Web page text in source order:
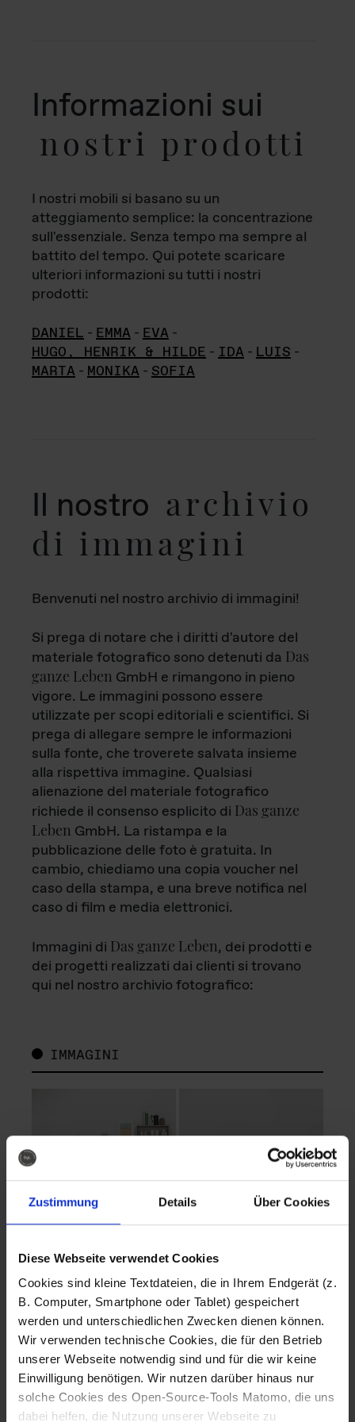
Zustimmung Details Über Cookies
Diese Webseite verwendet Cookies
Cookies sind kleine Textdateien, die in Ihrem Endgerät (z.
B. Computer, Smartphone oder Tablet) gespeichert
werden und unterschiedlichen Zwecken dienen können.
Wir verwenden technische Cookies, die für den Betrieb
unserer Webseite notwendig sind und für die wir keine
Einwilligung benötigen. Wir nutzen darüber hinaus nur
solche Cookies des Open-Source-Tools Matomo, die uns
dabei helfen, die Nutzung unserer Webseite zu
Informazioni sui
nostri prodotti
I nostri mobili si basano su un
atteggiamento semplice: la concentrazione
sull'essenziale. Senza tempo ma sempre al
battito del tempo. Qui potete scaricare
ulteriori informazioni su tutti i nostri
prodotti:
DANIEL - EMMA - EVA -
HUGO, HENRIK & HILDE - IDA - LUIS -
MARTA - MONIKA - SOFIA
Il nostro archivio
di immagini
Benvenuti nel nostro archivio di immagini!
Si prega di notare che i diritti d'autore del
materiale fotografico sono detenuti da Das
ganze Leben GmbH e rimangono in pieno
vigore. Le immagini possono essere
utilizzate per scopi editoriali e scientifici. Si
prega di allegare sempre le informazioni
sulla fonte, che troverete salvata insieme
alla rispettiva immagine. Qualsiasi
alienazione del materiale fotografico
richiede il consenso esplicito di Das ganze
Leben GmbH. La ristampa e la
pubblicazione delle foto è gratuita. In
cambio, chiediamo una copia voucher nel
caso della stampa, e una breve notifica nel
caso di film e media elettronici.
Immagini di Das ganze Leben, dei prodotti e
dei progetti realizzati dai clienti si trovano
qui nel nostro archivio fotografico:
IMMAGINI
Fotografo: Lorenz
Sternbach
Download
Fotografo: Lorenz
Sternbach
Download